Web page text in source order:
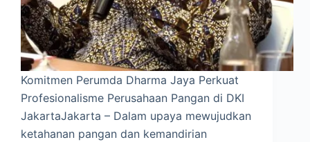
Komitmen Perumda Dharma Jaya Perkuat
Profesionalisme Perusahaan Pangan di DKI
JakartaJakarta – Dalam upaya mewujudkan
ketahanan pangan dan kemandirian